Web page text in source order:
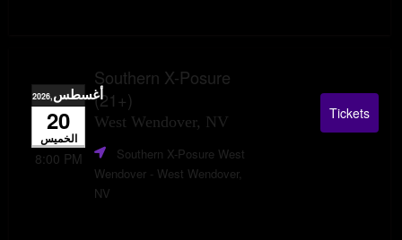
Southern X-Posure
(21+)
West Wendover, NV
أغسطس,2026
20
الخميس
8:00 PM
Southern X-Posure West
Wendover - West Wendover,
NV
Tickets